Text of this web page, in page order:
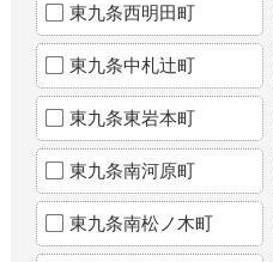
東九条西明田町
東九条中札辻町
東九条東岩本町
東九条南河原町
東九条南松ノ木町